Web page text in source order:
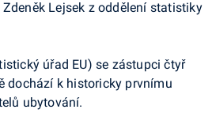
Zdeněk Lejsek z oddělení statistiky
úřad EU) se zástupci čtyř
dochází k historicky prvnímu
ubytování.